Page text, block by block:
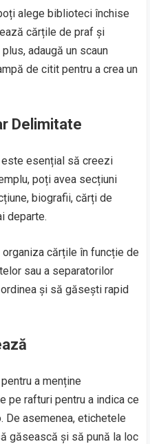
alege biblioteci închise
cărțile de praf și
adaugă un scaun
de citit pentru a crea un
Delimitate
este esențial să creezi
poți avea secțiuni
biografii, cărți de
departe.
cărțile în funcție de
sau a separatorilor
și să găsești rapid
a menține
pe rafturi pentru a indica ce
De asemenea, etichetele
găsească și să pună la loc